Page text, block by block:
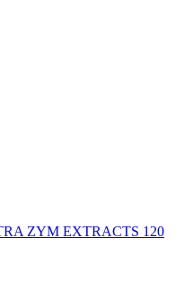
ZYM EXTRACTS 120